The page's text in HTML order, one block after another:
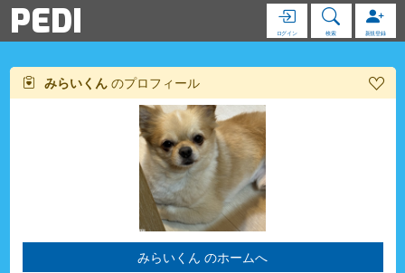
PEDI ログイン 検索 新規登録
みらいくん のプロフィール
みらいくん のホームへ